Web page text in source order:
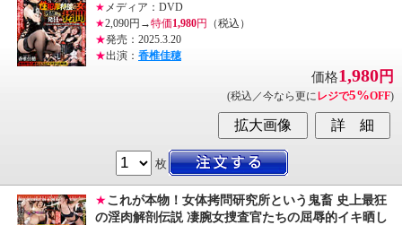
★ メディア：DVD
★2,090円→特価1,980円
（税込）
★発売：2025.3.20
★出演： 香椎佳穂
価格1,980円
(税込／今なら更に レジで5%OFF)
枚
★これが本物！女体拷問研究所という鬼畜 史上最狂
の淫肉解剖伝説 凄腕女捜査官たちの屈辱的イキ晒し